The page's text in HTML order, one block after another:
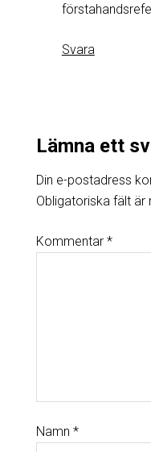
Svara
Lämna ett
Din e-postadress
Obligatoriska fält är
Kommentar *
Namn *